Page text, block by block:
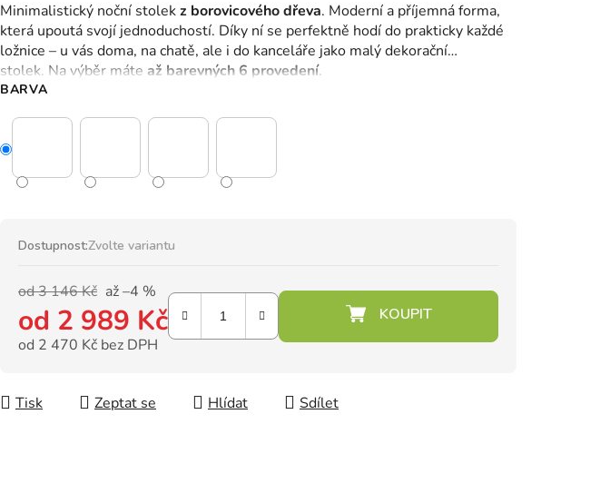
produktu
je
0,0
z
5
hvězdiček.
Minimalistický noční stolekz borovicového dřeva. Moderní a příjemná forma,
která upoutá svojí jednoduchostí. Díky ní se perfektně hodí do prakticky každé
ložnice – u vás doma, na chatě, ale i do kanceláře jako malý dekorační
stolek. Na výběr máte až barevných 6 provedení.
BARVA
Dostupnost:Zvolte variantu
od 3 146 Kč až –4 %
od 2 989 Kč
od 2 470 Kč bez DPH
Tisk
Zeptat se Hlídat Sdílet